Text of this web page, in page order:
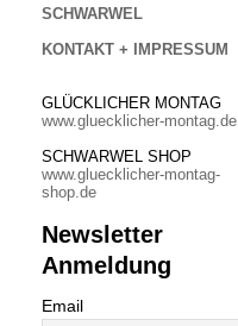
SCHWARWEL
KONTAKT + IMPRESSUM
GLÜCKLICHER MONTAG
www.gluecklicher-montag.de
SCHWARWEL SHOP
www.gluecklicher-montag-
shop.de
Newsletter
Anmeldung
Email